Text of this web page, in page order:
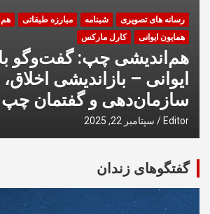
رسانه های تصویری شبنامه مبارزه طبقاتی
هم
همایون ایوانی
کارل مارکس
هم‌اندیشی چپ: گفت‌وگو
ایوانی – بازاندیشی
سازمان‌دهی و گفتمان چپ
سپتامبر 22, 2025 Editor
گفتگوهای زندان